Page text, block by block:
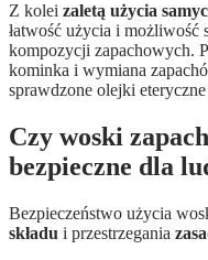
Z kolei zaletą użycia
łatwość użycia i możliwość
kompozycji zapachowych.
kominka i wymiana
sprawdzone olejki
Czy woski
bezpieczne dla
Bezpieczeństwo użycia
składu i przestrzegania